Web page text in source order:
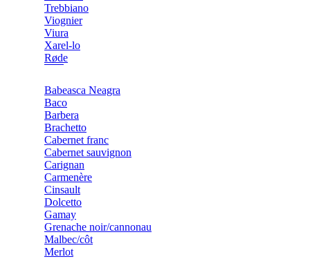
Trebbiano
Viognier
Viura
Xarel-lo
Røde
Babeasca Neagra
Baco
Barbera
Brachetto
Cabernet franc
Cabernet sauvignon
Carignan
Carmenère
Cinsault
Dolcetto
Gamay
Grenache noir/cannonau
Malbec/côt
Merlot